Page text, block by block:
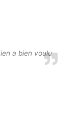
a bien voulu